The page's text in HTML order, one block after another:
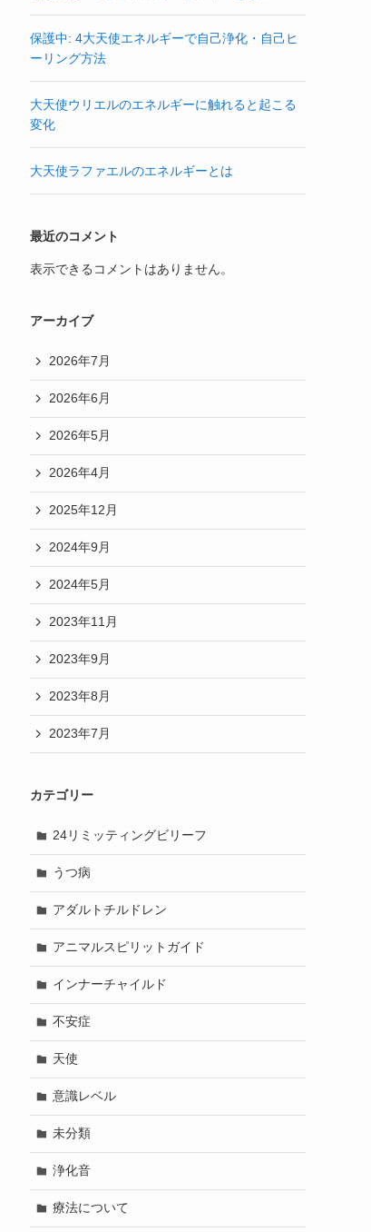
保護中: 4大天使エネルギーで自己浄化・自己ヒ
ーリング方法
大天使ウリエルのエネルギーに触れると起こる
変化
大天使ラファエルのエネルギーとは
最近のコメント
表示できるコメントはありません。
アーカイブ
2026年7月
2026年6月
2026年5月
2026年4月
2025年12月
2024年9月
2024年5月
2023年11月
2023年9月
2023年8月
2023年7月
カテゴリー
24リミッティングビリーフ
うつ病
アダルトチルドレン
アニマルスピリットガイド
インナーチャイルド
不安症
天使
意識レベル
未分類
浄化音
療法について